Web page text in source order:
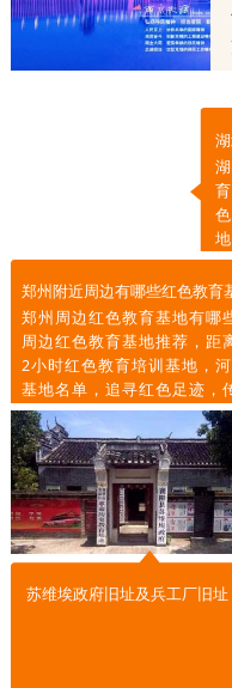
郑州附近周边有哪些红色教育
郑州周边红色教育基地有哪
周边红色教育基地推荐，距
2小时红色教育培训基地，
基地名单，追寻红色足迹，
因，弘扬红色精神。
苏维埃政府旧址及兵工厂旧址